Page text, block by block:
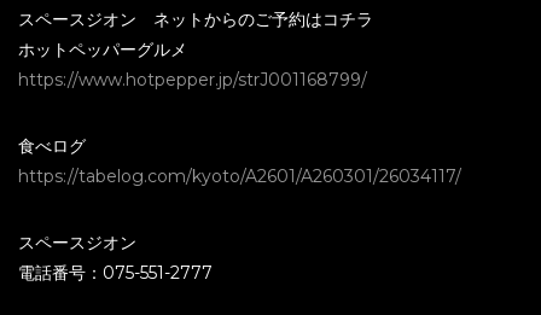
スペースジオン ネットからのご予約はコチラ
ホットペッパーグルメ
https://www.hotpepper.jp/strJ001168799/
食べログ
https://tabelog.com/kyoto/A2601/A260301/26034117/
スペースジオン
電話番号：075-551-2777